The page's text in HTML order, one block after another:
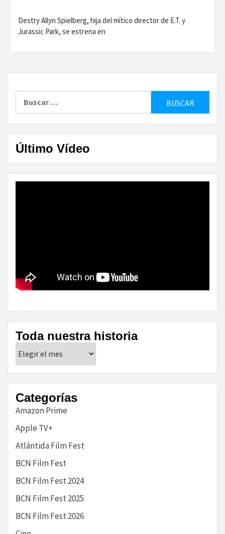
Destry Allyn Spielberg, hija del mítico director de E.T. y
Jurassic Park, se estrena en
Último Vídeo
Toda nuestra historia
nuestra
historia
Categorías
Amazon Prime
Apple TV+
Atlántida Film Fest
BCN Film Fest
BCN Film Fest 2024
BCN Film Fest 2025
BCN Film Fest 2026